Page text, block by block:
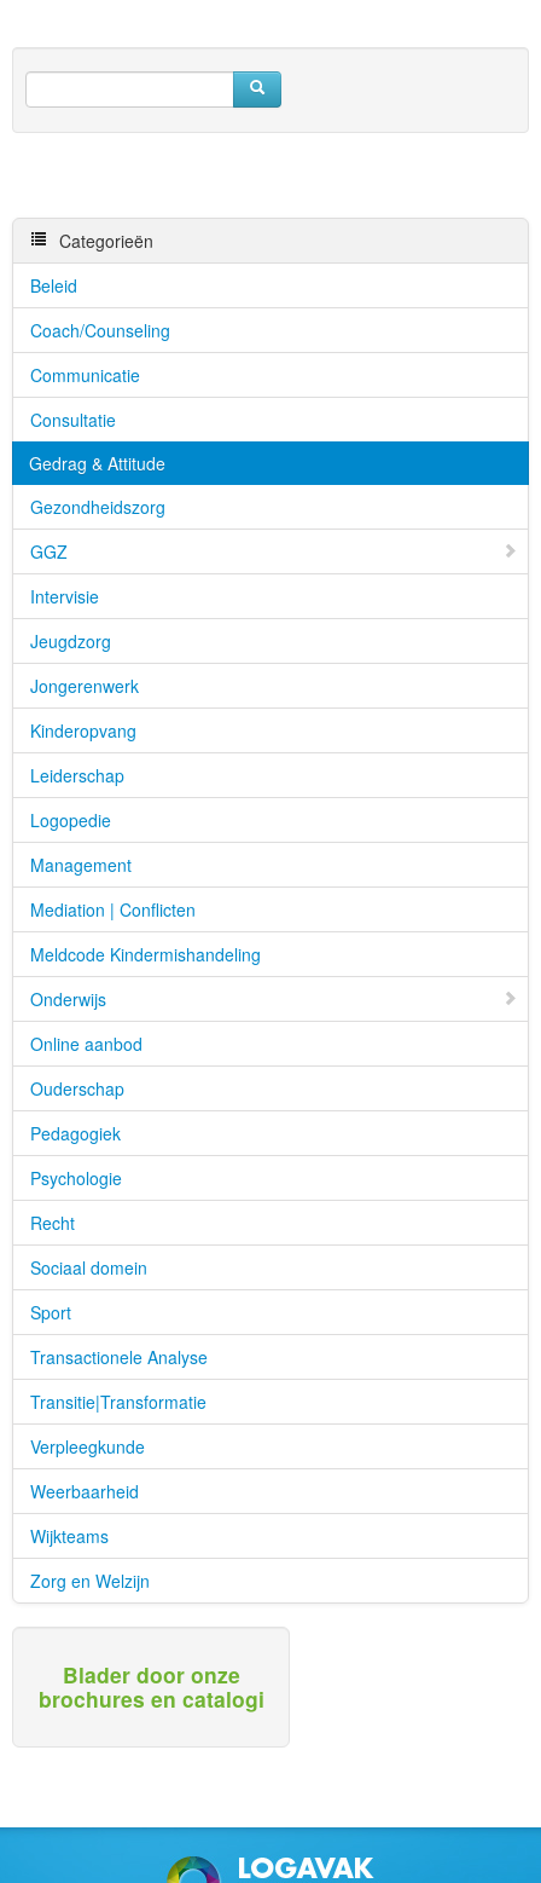
Categorieën
Beleid
Coach/Counseling
Communicatie
Consultatie
Gedrag & Attitude
Gezondheidszorg
GGZ
Intervisie
Jeugdzorg
Jongerenwerk
Kinderopvang
Leiderschap
Logopedie
Management
Mediation | Conflicten
Meldcode Kindermishandeling
Onderwijs
Online aanbod
Ouderschap
Pedagogiek
Psychologie
Recht
Sociaal domein
Sport
Transactionele Analyse
Transitie|Transformatie
Verpleegkunde
Weerbaarheid
Wijkteams
Zorg en Welzijn
Blader door onze
brochures en catalogi